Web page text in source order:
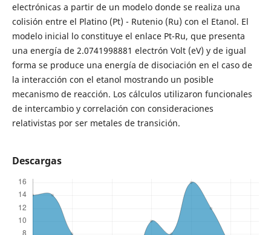
electrónicas a partir de un modelo donde se realiza una
colisión entre el Platino (Pt) - Rutenio (Ru) con el Etanol. El
modelo inicial lo constituye el enlace Pt-Ru, que presenta
una energía de 2.0741998881 electrón Volt (eV) y de igual
forma se produce una energía de disociación en el caso de
la interacción con el etanol mostrando un posible
mecanismo de reacción. Los cálculos utilizaron funcionales
de intercambio y correlación con consideraciones
relativistas por ser metales de transición.
Descargas